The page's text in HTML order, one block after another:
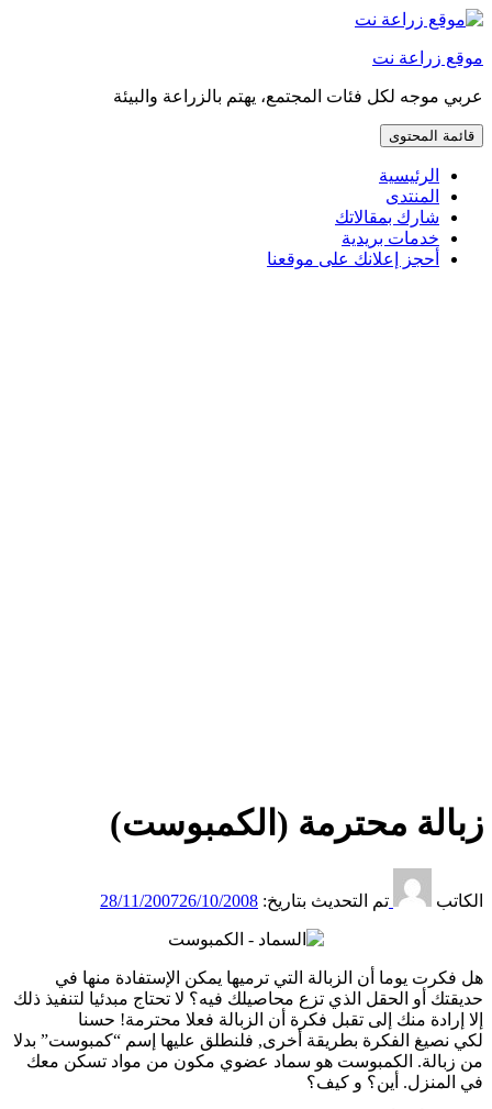
إذهب
إلى
موقع زراعة نت
عربي موجه لكل فئات المجتمع، يهتم بالزراعة والبيئة
قائمة المحتوى
الرئيسية
المنتدى
شارك بمقالاتك
خدمات بريدية
أحجز إعلانك على موقعنا
زبالة محترمة (الكمبوست)
الكاتب تم التحديث بتاريخ: 28/11/200726/10/2008
هل فكرت يوما أن الزبالة التي ترميها يمكن الإستفادة منها في
حديقتك أو الحقل الذي تزع محاصيلك فيه؟ لا تحتاج مبدئيا لتنفيذ ذلك
إلا إرادة منك إلى تقبل فكرة أن الزبالة فعلا محترمة! حسنا
لكي نصيغ الفكرة بطريقة أخرى, فلنطلق عليها إسم “كمبوست” بدلا
من زبالة. الكمبوست هو سماد عضوي مكون من مواد تسكن معك
في المنزل. أين؟ و كيف؟